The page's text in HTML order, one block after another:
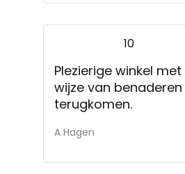
10
Plezierige winkel
wijze van
terugkomen.
A Hagen